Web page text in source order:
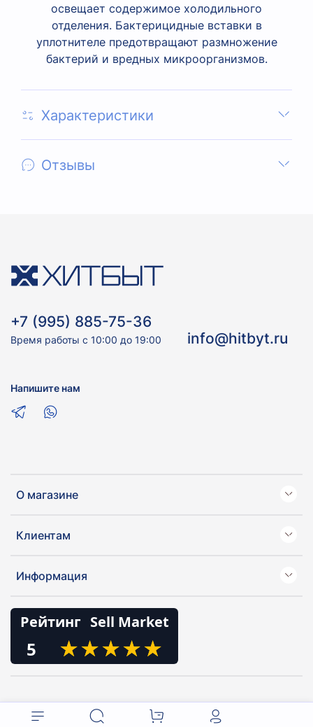
освещает содержимое холодильного
отделения. Бактерицидные вставки в
уплотнителе предотвращают размножение
бактерий и вредных микроорганизмов.
Характеристики
Отзывы
О магазине
Клиентам
Информация
Рейтинг Sell Market
5 ★
★★
★★
★★
★★
★
+7 (995) 885-75-36
Время работы с 10:00 до 19:00 info@hitbyt.ru
Напишите нам